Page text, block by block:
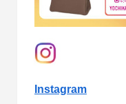
Instagram